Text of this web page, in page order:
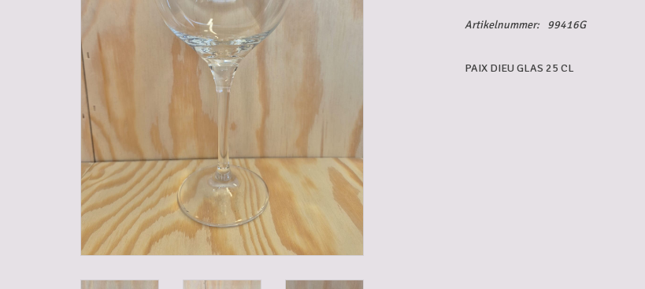
Artikelnummer: 99416G
PAIX DIEU GLAS 25 CL